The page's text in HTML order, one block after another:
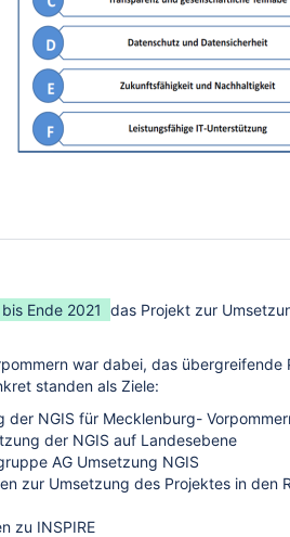
bis Ende 2021 das Projekt zur
war dabei, das
standen als Ziele:
der NGIS für Mecklenburg-
der NGIS auf Landesebene
AG Umsetzung NGIS
zur Umsetzung des Projektes in den
zu INSPIRE